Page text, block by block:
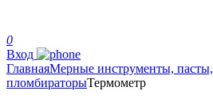
0
Вход
ГлавнаяМерные инструменты, пасты,
пломбираторыТермометр